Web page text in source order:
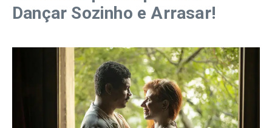
Dançar Sozinho e Arrasar!